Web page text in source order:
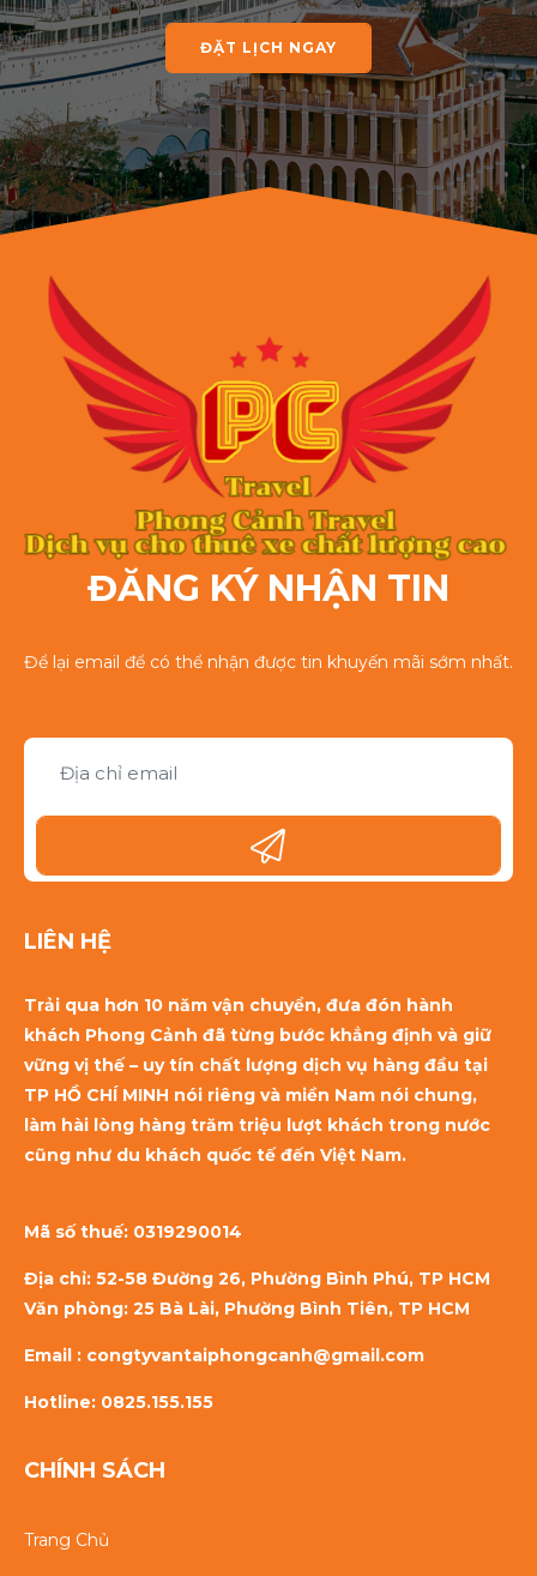
ĐẶT LỊCH NGAY
ĐĂNG KÝ NHẬN TIN
Để lại email để có thể nhận được tin khuyến mãi sớm nhất.
LIÊN HỆ
Trải qua hơn 10 năm vận chuyển, đưa đón hành
khách Phong Cảnh đã từng bước khẳng định và giữ
vững vị thế – uy tín chất lượng dịch vụ hàng đầu tại
TP HỒ CHÍ MINH nói riêng và miền Nam nói chung,
làm hài lòng hàng trăm triệu lượt khách trong nước
cũng như du khách quốc tế đến Việt Nam.
Mã số thuế: 0319290014
Địa chỉ: 52-58 Đường 26, Phường Bình Phú, TP HCM
Văn phòng: 25 Bà Lài, Phường Bình Tiên, TP HCM
Email : congtyvantaiphongcanh@gmail.com
Hotline: 0825.155.155
CHÍNH SÁCH
Trang Chủ